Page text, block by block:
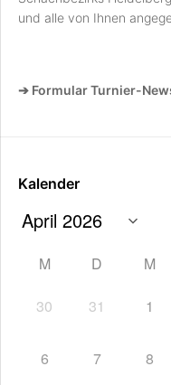
und alle von Ihnen
➔ Formular Turnier-
Kalender
M D M
30 31 1
6 7 8